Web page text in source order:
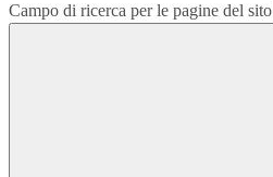
Campo di ricerca per le pagine del sito